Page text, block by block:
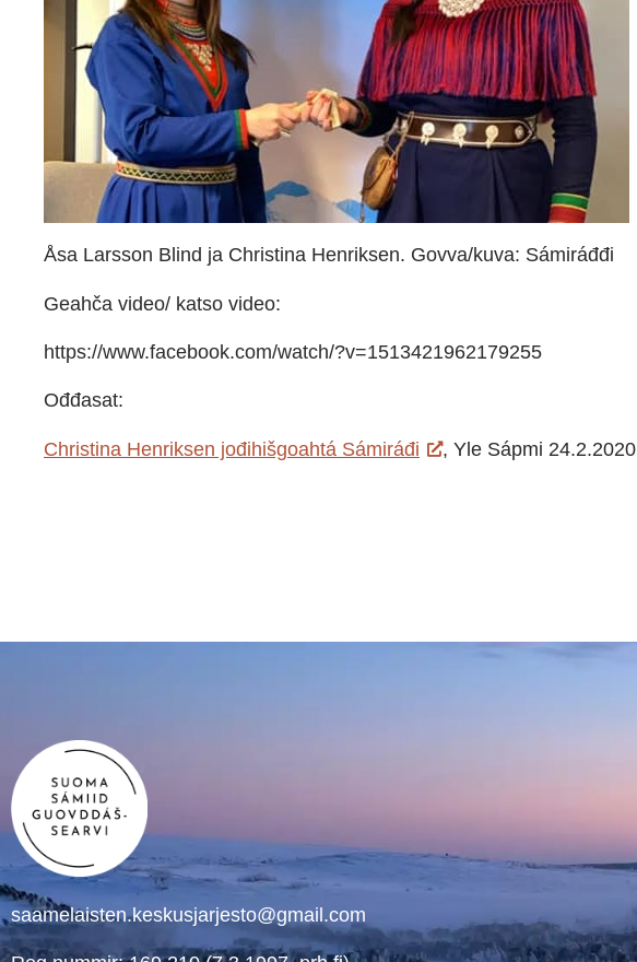
Åsa Larsson Blind ja Christina Henriksen. Govva/kuva: Sámiráđđi
Geahča video/ katso video:
https://www.facebook.com/watch/?v=1513421962179255
Ođđasat:
Christina Henriksen jođihišgoahtá Sámiráđi , Yle Sápmi 24.2.2020
saamelaisten.keskusjarjesto@gmail.com